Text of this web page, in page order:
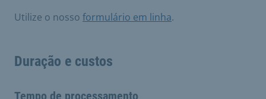
Utilize o nosso formulário em linha.
Duração e custos
Tempo de processamento